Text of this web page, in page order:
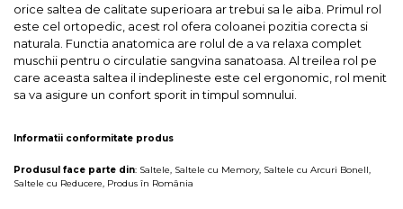
orice saltea de calitate superioara ar trebui sa le aiba. Primul rol
este cel ortopedic, acest rol ofera coloanei pozitia corecta si
naturala. Functia anatomica are rolul de a va relaxa complet
muschii pentru o circulatie sangvina sanatoasa. Al treilea rol pe
care aceasta saltea il indeplineste este cel ergonomic, rol menit
sa va asigure un confort sporit in timpul somnului.
Informatii conformitate produs
Produsul face parte din: Saltele, Saltele cu Memory, Saltele cu Arcuri Bonell,
Saltele cu Reducere, Produs în România